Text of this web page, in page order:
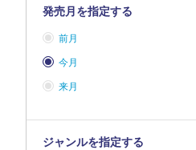
発売月を指定する
前月
今月
来月
ジャンルを指定する